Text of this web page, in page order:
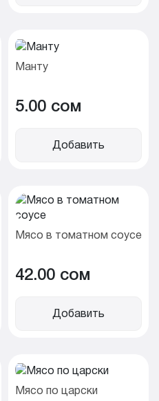
Манту
5.00 cом
Добавить
Мясо в томатном соусе
42.00 cом
Добавить
Мясо по царски